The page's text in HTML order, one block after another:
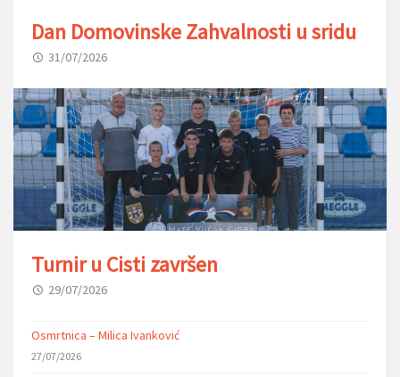
Dan Domovinske Zahvalnosti u sridu
31/07/2026
Turnir u Cisti završen
29/07/2026
Osmrtnica – Milica Ivanković
27/07/2026